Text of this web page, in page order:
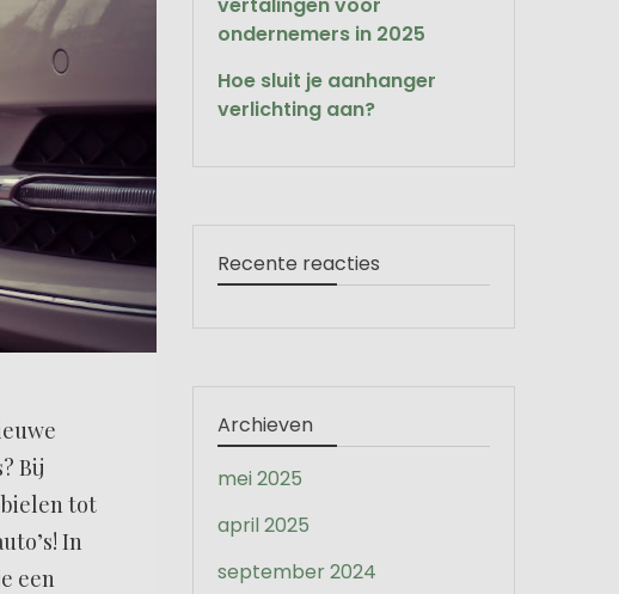
Bij
tot
In
een
ondernemers in 2025
Hoe sluit je aanhanger
verlichting aan?
Recente reacties
Archieven
mei 2025
april 2025
september 2024